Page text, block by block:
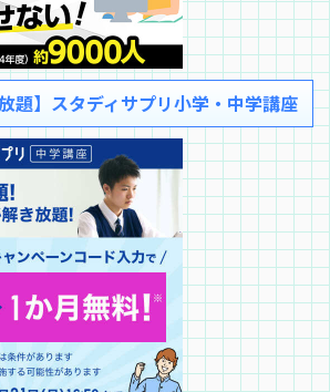
題】スタディサプリ小学・中学講座